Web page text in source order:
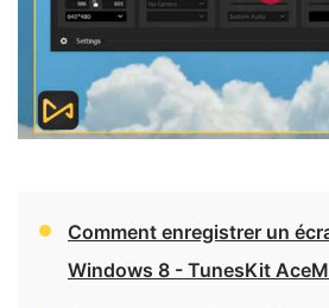
Comment enregistrer un
Windows 8 - TunesKit